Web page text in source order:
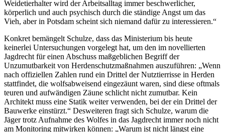
Weidetierhalter wird der Arbeitsalltag immer beschwerlicher,
körperlich und auch psychisch durch die ständige Angst um das
Vieh, aber in Potsdam scheint sich niemand dafür zu interessieren.“
Konkret bemängelt Schulze, dass das Ministerium bis heute
keinerlei Untersuchungen vorgelegt hat, um den im novellierten
Jagdrecht für einen Abschuss maßgeblichen Begriff der
Unzumutbarkeit von Herdenschutzmaßnahmen auszuführen: „Wenn
nach offiziellen Zahlen rund ein Drittel der Nutztierrisse in Herden
stattfindet, die wolfsabweisend eingezäunt waren, sind diese oftmals
teuren und aufwändigen Zäune schlicht nicht zumutbar. Kein
Architekt muss eine Statik weiter verwenden, bei der ein Drittel der
Bauwerke einstürzt.“ Desweiteren fragt sich Schulze, warum die
Jäger trotz Aufnahme des Wolfes in das Jagdrecht immer noch nicht
am Monitoring mitwirken können: „Warum ist nicht längst eine